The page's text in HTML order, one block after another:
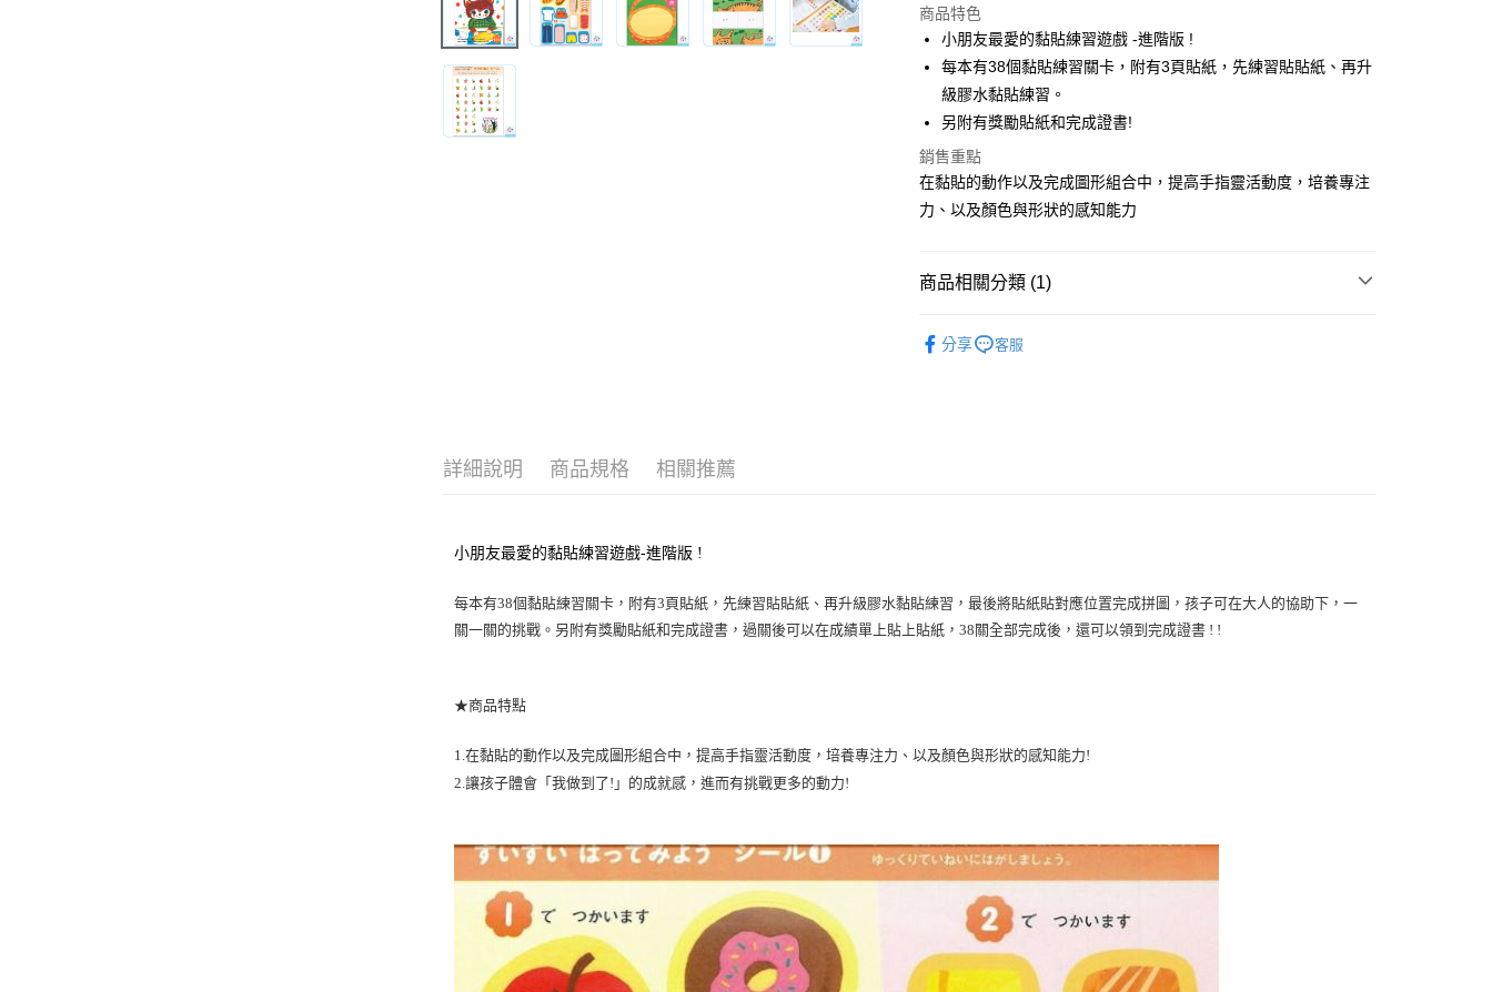
LINE Pay
街口支付
ATM付款
運送方式
商品特色
小朋友最愛的黏貼練習遊戲 -進階版 !
每本有38個黏貼練習關卡，附有3頁貼紙，先練習貼貼紙、再升
級膠水黏貼練習。
另附有獎勵貼紙和完成證書!
銷售重點
在黏貼的動作以及完成圖形組合中，提高手指靈活動度，培養專注
力、以及顏色與形狀的感知能力
商品相關分類 (1)
分享
客服
詳細說明 商品規格 相關推薦
小朋友最愛的黏貼練習遊戲-進階版 !
每本有38個黏貼練習關卡，附有3頁貼紙，先練習貼貼紙、再升級膠水黏貼練習，最後將貼紙貼對應位置完成拼圖，孩子可在大人的協助下，一
關一關的挑戰。另附有獎勵貼紙和完成證書，過關後可以在成績單上貼上貼紙，38關全部完成後，還可以領到完成證書 ! !
★商品特點
1.在黏貼的動作以及完成圖形組合中，提高手指靈活動度，培養專注力、以及顏色與形狀的感知能力!
2.讓孩子體會「我做到了!」的成就感，進而有挑戰更多的動力!